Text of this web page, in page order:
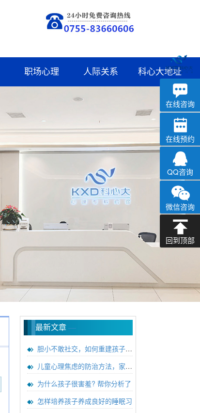
职场心理 人际关系 科心大地址
最新文章—
胆小不敢社交，如何重建孩子心理
儿童心理焦虑的防治方法，家长必
为什么孩子很害羞? 帮你分析了
怎样培养孩子养成良好的睡眠习
深科
心理咨询
在线咨询
在线预约
QQ咨询
微信咨询
回到顶部